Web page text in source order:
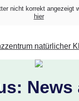
nicht korrekt angezeigt
hier
News